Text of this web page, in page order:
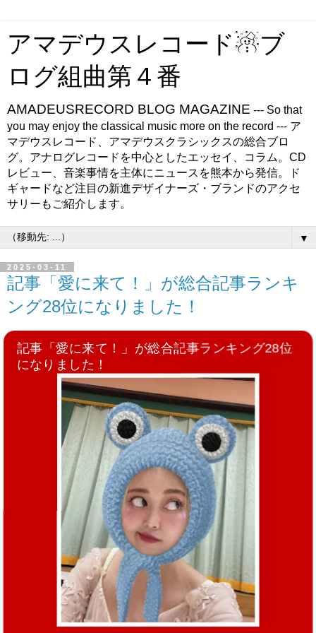
アマデウスレコード☃ブ
ログ組曲第４番
AMADEUSRECORD BLOG MAGAZINE --- So that
you may enjoy the classical music more on the record --- ア
マデウスレコード、アマデウスクラシックスの総合ブロ
グ。アナログレコードを中心としたエッセイ、コラム。CD
レビュー、音楽事情を主体にニュースを熊本から発信。ド
ギャードなど注目の新進デザイナーズ・ブランドのアクセ
サリーもご紹介します。
▼
2025-03-11
記事「愛に来て！」が総合記事ランキ
ング28位になりました！
記事「愛に来て！」が総合記事ランキング28位
になりました！